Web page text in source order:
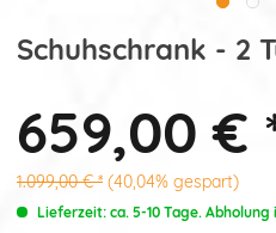
Schuhschrank - 2
659,00 €
1.099,00 € * (40,04% gespart)
Lieferzeit: ca. 5-10 Tage.